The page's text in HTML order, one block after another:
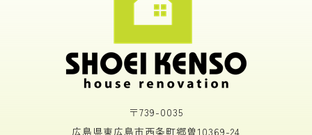
〒739-0035
広島県東広島市西条町郷曽10369-24